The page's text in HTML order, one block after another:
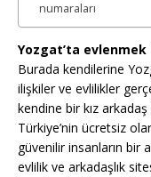
numaraları
Yozgat’ta
Burada kendilerine
ilişkiler ve evlilikler
kendine bir kız arkadaş
Türkiye’nin ücretsiz
güvenilir insanların bir
evlilik ve arkadaşlık